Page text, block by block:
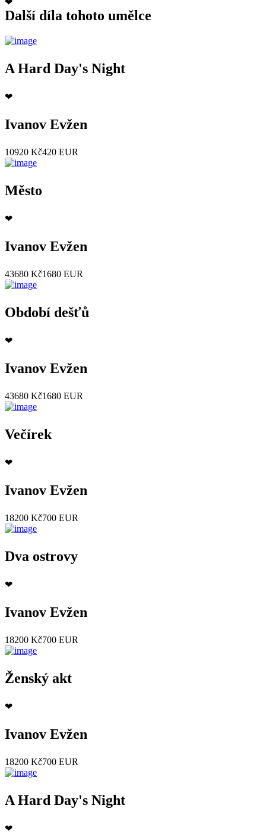
Další díla tohoto umělce
A Hard Day's Night
❤
Ivanov Evžen
10920 Kč420 EUR
Město
❤
Ivanov Evžen
43680 Kč1680 EUR
Období dešťů
❤
Ivanov Evžen
43680 Kč1680 EUR
Večírek
❤
Ivanov Evžen
18200 Kč700 EUR
Dva ostrovy
❤
Ivanov Evžen
18200 Kč700 EUR
Ženský akt
❤
Ivanov Evžen
18200 Kč700 EUR
A Hard Day's Night
❤